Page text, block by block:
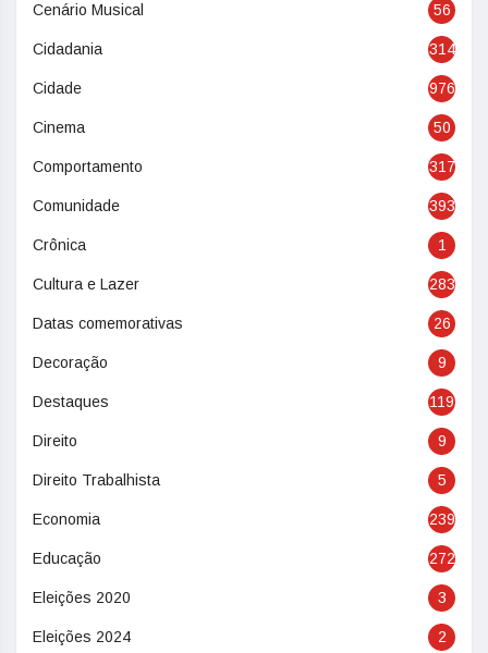
Cenário Musical 56
Cidadania 314
Cidade 976
Cinema 50
Comportamento 317
Comunidade 393
Crônica 1
Cultura e Lazer 283
Datas comemorativas 26
Decoração 9
Destaques 119
Direito 9
Direito Trabalhista 5
Economia 239
Educação 272
Eleições 2020 3
Eleições 2024 2